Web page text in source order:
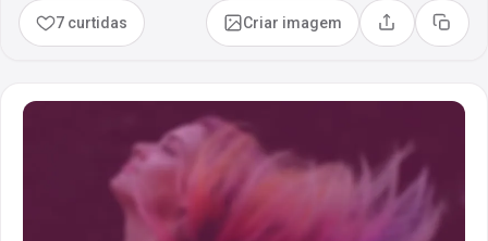
7 curtidas Criar imagem Compartilhar
Copiar